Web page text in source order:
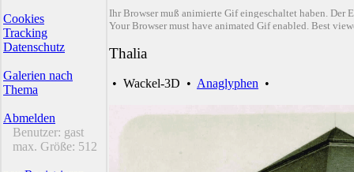
Cookies
Tracking
Datenschutz
Galerien nach
Thema
Abmelden
Benutzer: gast
max. Größe: 512
Ihr Browser muß animierte Gif eingeschaltet haben. Der
Your Browser must have animated Gif enabled. Best
Thalia
• Wackel-3D • Anaglyphen •